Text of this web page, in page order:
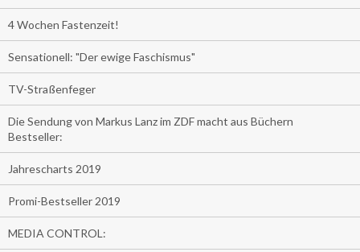
4 Wochen Fastenzeit!
Sensationell: "Der ewige Faschismus"
TV-Straßenfeger
Die Sendung von Markus Lanz im ZDF macht aus Büchern
Bestseller:
Jahrescharts 2019
Promi-Bestseller 2019
MEDIA CONTROL: